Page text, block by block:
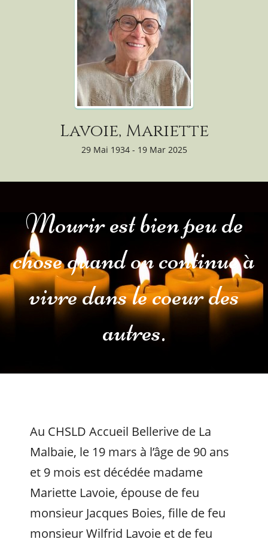
Lavoie, Mariette
29 Mai 1934 - 19 Mar 2025
Mourir est bien peu de
chose quand on continue à
vivre dans le coeur des
autres.
Au CHSLD Accueil Bellerive de La
Malbaie, le 19 mars à l’âge de 90 ans
et 9 mois est décédée madame
Mariette Lavoie, épouse de feu
monsieur Jacques Boies, fille de feu
monsieur Wilfrid Lavoie et de feu